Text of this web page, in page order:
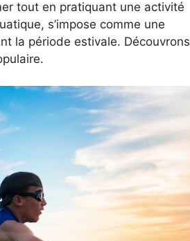
tout en pratiquant une activité
s’impose comme une
la période estivale. Découvrons